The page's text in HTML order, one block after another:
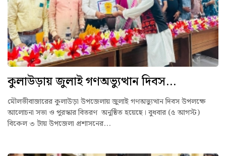
কুলাউড়ায় জুলাই গণঅভ্যুত্থান দিবস...
মৌলভীবাজারের কুলাউড়া উপজেলায় জুলাই গণঅভ্যুত্থান দিবস উপলক্ষে
আলোচনা সভা ও পুরস্কার বিতরণ অনুষ্ঠিত হয়েছে। বুধবার (৫ আগস্ট)
বিকেল ৩ টায় উপজেলা প্রশাসনের...